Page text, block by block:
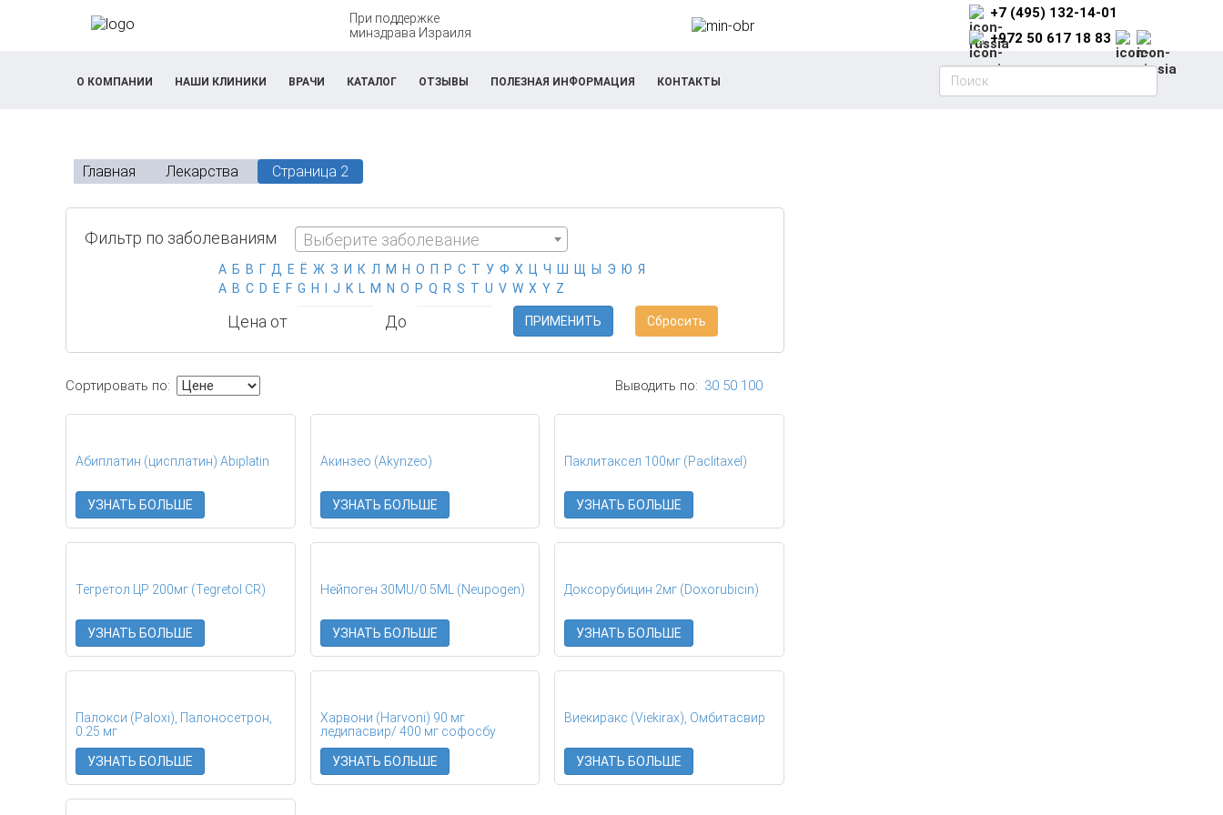
При поддержке
минздрава Израиля
+7 (495) 132-14-01
+972 50 617 18 83
О КОМПАНИИ НАШИ КЛИНИКИ ВРАЧИ КАТАЛОГ ОТЗЫВЫ ПОЛЕЗНАЯ ИНФОРМАЦИЯ КОНТАКТЫ
К
к
а
р
с
т
в
Главная Лекарства Страница 2
Фильтр по заболеваниям Выберите заболевание
Цена от До ПРИМЕНИТЬ Сбросить
Сортировать по: Выводить по: 30 50 100
Абиплатин (цисплатин) Abiplatin
УЗНАТЬ БОЛЬШЕ
Акинзео (Akynzeo)
УЗНАТЬ БОЛЬШЕ
Паклитаксел 100мг (Paclitaxel)
УЗНАТЬ БОЛЬШЕ
Тегретол ЦР 200мг (Tegretol CR)
УЗНАТЬ БОЛЬШЕ
Нейпоген 30MU/0.5ML (Neupogen)
УЗНАТЬ БОЛЬШЕ
Доксорубицин 2мг (Doxorubicin)
УЗНАТЬ БОЛЬШЕ
Палокси (Paloxi), Палоносетрон,
0.25 мг
УЗНАТЬ БОЛЬШЕ
Харвони (Harvoni) 90 мг
ледипасвир/ 400 мг софосбу
УЗНАТЬ БОЛЬШЕ
Виекиракс (Viekirax), Омбитасвир
УЗНАТЬ БОЛЬШЕ